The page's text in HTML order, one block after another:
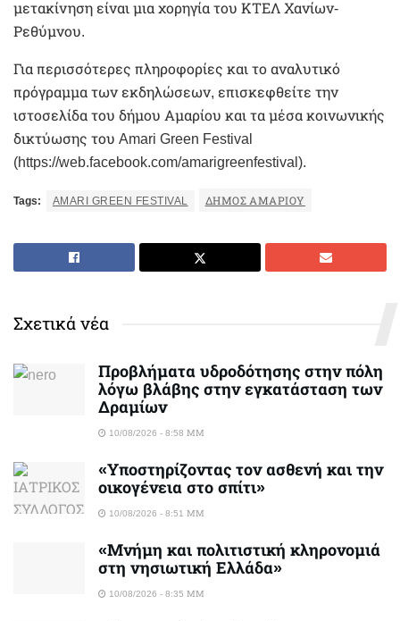
μετακίνηση είναι μια χορηγία του ΚΤΕΛ Χανίων-
Ρεθύμνου.
Για περισσότερες πληροφορίες και το αναλυτικό
πρόγραμμα των εκδηλώσεων, επισκεφθείτε την
ιστοσελίδα του δήμου Αμαρίου και τα μέσα κοινωνικής
δικτύωσης του Amari Green Festival
(https://web.facebook.com/amarigreenfestival).
Tags: AMARI GREEN FESTIVAL ΔΉΜΟΣ ΑΜΑΡΊΟΥ
Σχετικά νέα
Προβλήματα υδροδότησης στην πόλη
λόγω βλάβης στην εγκατάσταση των
Δραμίων
10/08/2026 - 8:58 ΜΜ
«Υποστηρίζοντας τον ασθενή και την
οικογένεια στο σπίτι»
10/08/2026 - 8:51 ΜΜ
«Μνήμη και πολιτιστική κληρονομιά
στη νησιωτική Ελλάδα»
10/08/2026 - 8:35 ΜΜ